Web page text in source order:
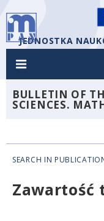
JEDNOSTKA
BULLETIN OF
SCIENCES.
SEARCH IN
Zawartość